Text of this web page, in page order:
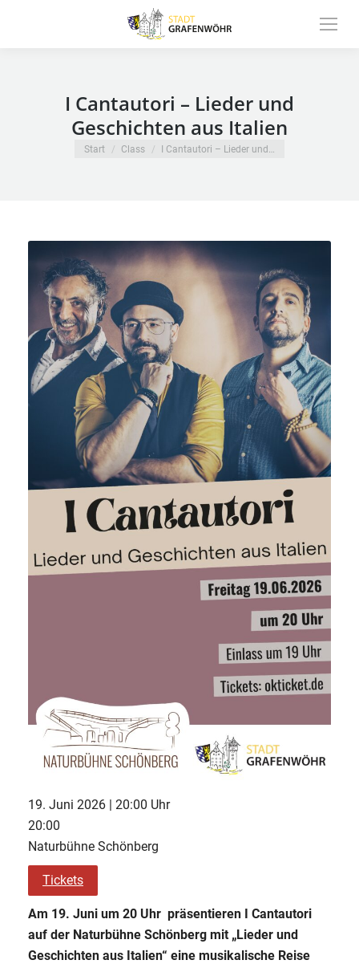
I Cantautori – Lieder und
Geschichten aus Italien
Sie befinden sich hier:
Start Class I Cantautori – Lieder und…
Am 19. Juni um 20 Uhr präsentieren I Cantautori
auf der Naturbühne Schönberg mit „Lieder und
Geschichten aus Italien“ eine musikalische Reise
19. Juni 2026 | 20:00 Uhr
20:00
Naturbühne Schönberg
Tickets